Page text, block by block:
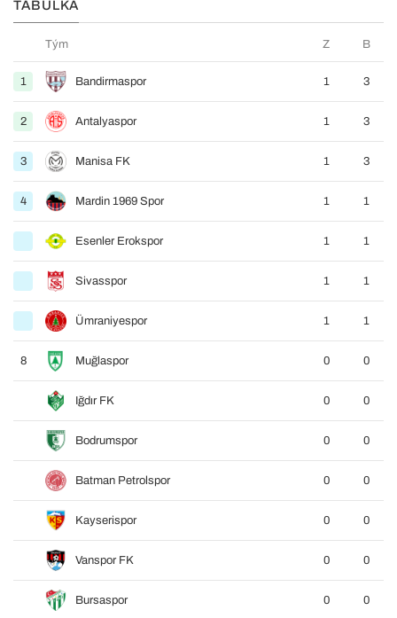
TABULKA
Tým Z B
1 Bandirmaspor 1 3
2 Antalyaspor 1 3
3 Manisa FK 1 3
4 Mardin 1969 Spor 1 1
Esenler Erokspor 1 1
Sivasspor 1 1
Ümraniyespor 1 1
8 Muğlaspor 0 0
Iğdır FK 0 0
Bodrumspor 0 0
Batman Petrolspor 0 0
Kayserispor 0 0
Vanspor FK 0 0
Bursaspor 0 0